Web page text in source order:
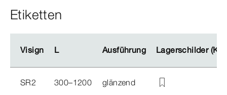
Etiketten
Visign L Ausführung Lagerschilder
Visign L Ausführung Lagerschilder
SR2 300–1200 glänzend